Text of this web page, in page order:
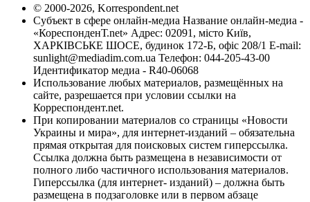
© 2000-2026, Korrespondent.net
Субъект в сфере онлайн-медиа Название онлайн-медиа -
«КореспонденТ.net» Адрес: 02091, місто Київ,
ХАРКІВСЬКЕ ШОСЕ, будинок 172-Б, офіс 208/1 E-mail:
sunlight@mediadim.com.ua Телефон: 044-205-43-00
Идентификатор медиа - R40-06068
Использование любых материалов, размещённых на
сайте, разрешается при условии ссылки на
Корреспондент.net.
При копировании материалов со страницы «Новости
Украины и мира», для интернет-изданий – обязательна
прямая открытая для поисковых систем гиперссылка.
Ссылка должна быть размещена в независимости от
полного либо частичного использования материалов.
Гиперссылка (для интернет- изданий) – должна быть
размещена в подзаголовке или в первом абзаце